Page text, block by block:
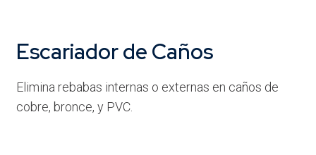
Escariador de Caños
Elimina rebabas internas o externas en caños de
cobre, bronce, y PVC.